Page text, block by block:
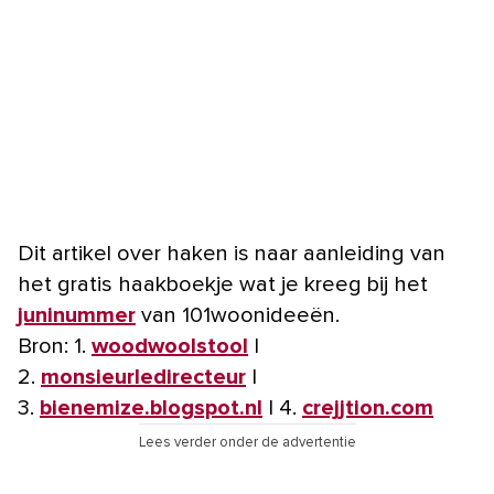
Dit artikel over haken is naar aanleiding van
het gratis haakboekje wat je kreeg bij het
juninummer van 101woonideeën.
Bron: 1. woodwoolstool |
2. monsieurledirecteur |
3. bienemize.blogspot.nl | 4. crejjtion.com
Lees verder onder de advertentie